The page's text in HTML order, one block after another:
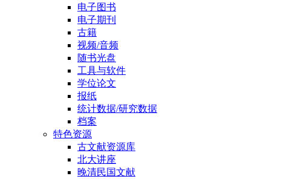
电子图书
电子期刊
古籍
视频/音频
随书光盘
工具与软件
学位论文
报纸
统计数据/研究数据
档案
特色资源
古文献资源库
北大讲座
晚清民国文献